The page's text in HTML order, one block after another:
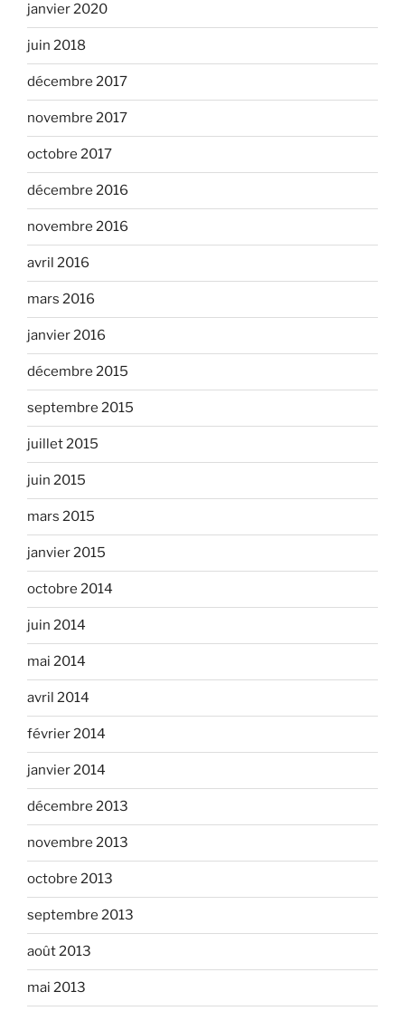
janvier 2020
juin 2018
décembre 2017
novembre 2017
octobre 2017
décembre 2016
novembre 2016
avril 2016
mars 2016
janvier 2016
décembre 2015
septembre 2015
juillet 2015
juin 2015
mars 2015
janvier 2015
octobre 2014
juin 2014
mai 2014
avril 2014
février 2014
janvier 2014
décembre 2013
novembre 2013
octobre 2013
septembre 2013
août 2013
mai 2013